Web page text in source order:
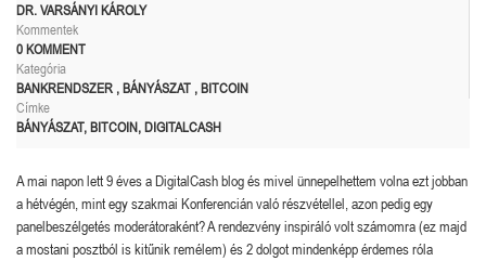
DR. VARSÁNYI KÁROLY
Kommentek
0 KOMMENT
Kategória
BANKRENDSZER , BÁNYÁSZAT , BITCOIN
Címke
BÁNYÁSZAT, BITCOIN, DIGITALCASH
A mai napon lett 9 éves a DigitalCash blog és mivel ünnepelhettem volna ezt jobban
a hétvégén, mint egy szakmai Konferencián való részvétellel, azon pedig egy
panelbeszélgetés moderátoraként? A rendezvény inspiráló volt számomra (ez majd
a mostani posztból is kitűnik remélem) és 2 dolgot mindenképp érdemes róla